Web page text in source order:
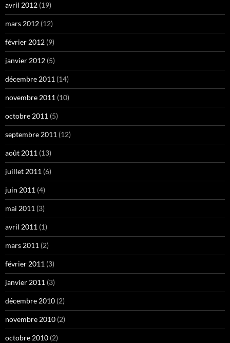
avril 2012 (19)
mars 2012 (12)
février 2012 (9)
janvier 2012 (5)
décembre 2011 (14)
novembre 2011 (10)
octobre 2011 (5)
septembre 2011 (12)
août 2011 (13)
juillet 2011 (6)
juin 2011 (4)
mai 2011 (3)
avril 2011 (1)
mars 2011 (2)
février 2011 (3)
janvier 2011 (3)
décembre 2010 (2)
novembre 2010 (2)
octobre 2010 (2)